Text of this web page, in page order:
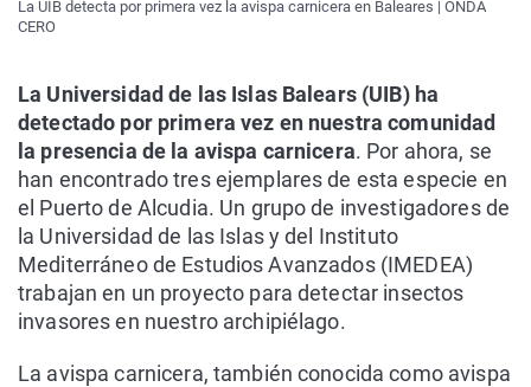
La UIB detecta por primera vez la avispa carnicera en Baleares | ONDA
CERO
La Universidad de las Islas Balears (UIB) ha
detectado por primera vez en nuestra comunidad
la presencia de la avispa carnicera. Por ahora, se
han encontrado tres ejemplares de esta especie en
el Puerto de Alcudia. Un grupo de investigadores de
la Universidad de las Islas y del Instituto
Mediterráneo de Estudios Avanzados (IMEDEA)
trabajan en un proyecto para detectar insectos
invasores en nuestro archipiélago.
La avispa carnicera, también conocida como avispa